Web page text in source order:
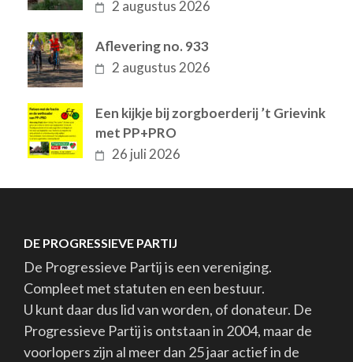
2 augustus 2026
Aflevering no. 933
2 augustus 2026
Een kijkje bij zorgboerderij ’t Grievink
met PP+PRO
26 juli 2026
DE PROGRESSIEVE PARTIJ
De Progressieve Partij is een vereniging.
Compleet met statuten en een bestuur.
U kunt daar dus lid van worden, of donateur. De
Progressieve Partij is ontstaan in 2004, maar de
voorlopers zijn al meer dan 25 jaar actief in de